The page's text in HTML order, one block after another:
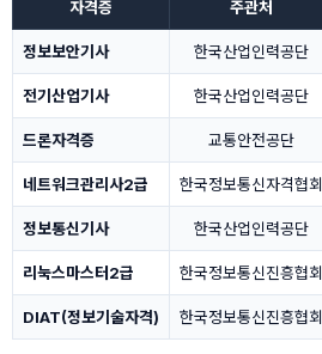
자격증 주관처
정보보안기사 한국산업인력공단
전기산업기사 한국산업인력공단
드론자격증 교통안전공단
네트워크관리사2급 한국정보통신자격협회
정보통신기사 한국산업인력공단
리눅스마스터2급 한국정보통신진흥협회
DIAT(정보기술자격) 한국정보통신진흥협회